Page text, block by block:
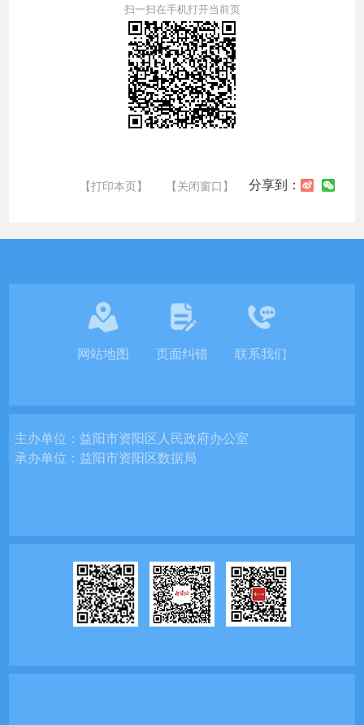
扫一扫在手机打开当前页
【打印本页】 【关闭窗口】 分享到：
网站地图 页面纠错 联系我们
主办单位：益阳市资阳区人民政府办公室
承办单位：益阳市资阳区数据局